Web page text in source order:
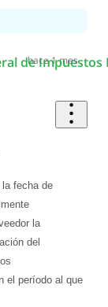
de
hace 1 mes
fecha de
la
del
el período al que